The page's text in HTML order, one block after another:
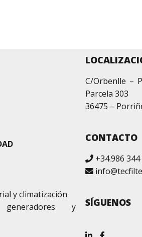
y climatización
generadores y
C/Orbenlle –
Parcela 303
36475 –
CONTACTO
+34.986
SÍGUENOS